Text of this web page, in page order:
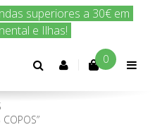
enviamos amanhã!
Conta 0